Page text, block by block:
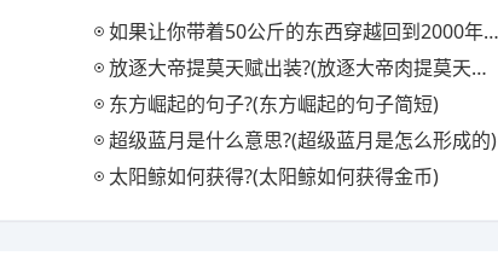
如果让你带着50公斤的东西穿越回到2000年前，你会带什么?(如果穿越回2000年怎么赚钱)
放逐大帝提莫天赋出装?(放逐大帝肉提莫天赋出装)
东方崛起的句子?(东方崛起的句子简短)
超级蓝月是什么意思?(超级蓝月是怎么形成的)
太阳鲸如何获得?(太阳鲸如何获得金币)